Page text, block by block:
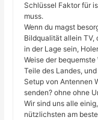
Schlüssel Faktor für
muss.
Wenn du magst
Bildqualität allein TV,
in der Lage sein,
Weise der
Teile des Landes,
Setup von Antennen
senden? ohne ohne
Wir sind uns alle
nützlichsten am